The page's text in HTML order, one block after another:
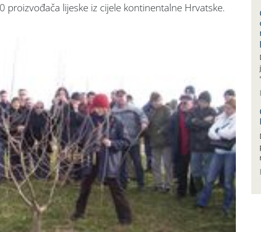
proizvođača lijeske iz cijele kontinentalne Hrvatske.